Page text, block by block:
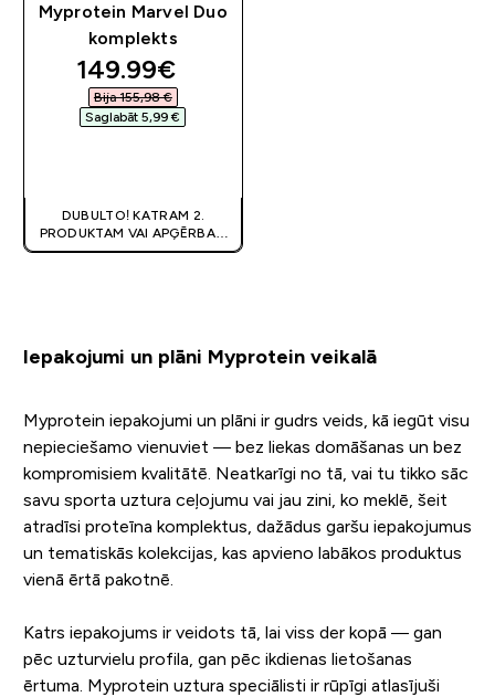
Myprotein Marvel Duo
komplekts
discounted price
149.99€‎
Bija 155,98 €‎
Saglabāt 5,99 €‎
DUBULTO! KATRAM 2.
PRODUKTAM VAI APĢĒRBAM
80% OFF! | KUPONS:
Iepakojumi un plāni Myprotein veikalā
Myprotein iepakojumi un plāni ir gudrs veids, kā iegūt visu
nepieciešamo vienuviet — bez liekas domāšanas un bez
kompromisiem kvalitātē. Neatkarīgi no tā, vai tu tikko sāc
savu sporta uztura ceļojumu vai jau zini, ko meklē, šeit
atradīsi proteīna komplektus, dažādus garšu iepakojumus
un tematiskās kolekcijas, kas apvieno labākos produktus
vienā ērtā pakotnē.
Katrs iepakojums ir veidots tā, lai viss der kopā — gan
pēc uzturvielu profila, gan pēc ikdienas lietošanas
ērtuma. Myprotein uztura speciālisti ir rūpīgi atlasījuši